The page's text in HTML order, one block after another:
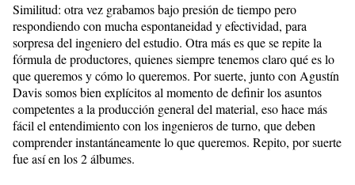
Similitud: otra vez grabamos bajo presión de tiempo pero
respondiendo con mucha espontaneidad y efectividad, para
sorpresa del ingeniero del estudio. Otra más es que se repite la
fórmula de productores, quienes siempre tenemos claro qué es lo
que queremos y cómo lo queremos. Por suerte, junto con Agustín
Davis somos bien explícitos al momento de definir los asuntos
competentes a la producción general del material, eso hace más
fácil el entendimiento con los ingenieros de turno, que deben
comprender instantáneamente lo que queremos. Repito, por suerte
fue así en los 2 álbumes.